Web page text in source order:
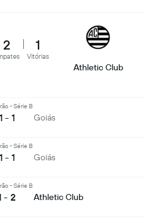
2 1
Vitórias
Athletic Club
- Série B
1 - 1 Goiás
- Série B
1 - 1 Goiás
- Série B
- 2 Athletic Club